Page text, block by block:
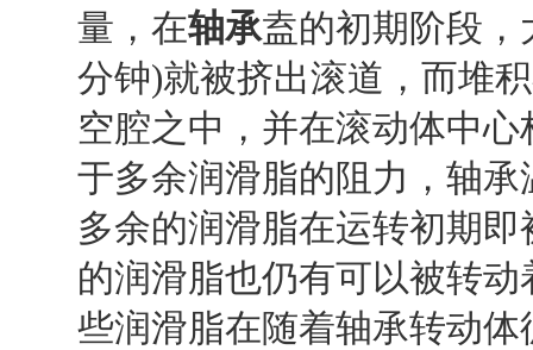
量，在轴承盍的初期阶段
分钟)就被挤出滚道，而堆
空腔之中，并在滚动体中
于多余润滑脂的阻力，轴
多余的润滑脂在运转初期
的润滑脂也仍有可以被转
些润滑脂在随着轴承转动